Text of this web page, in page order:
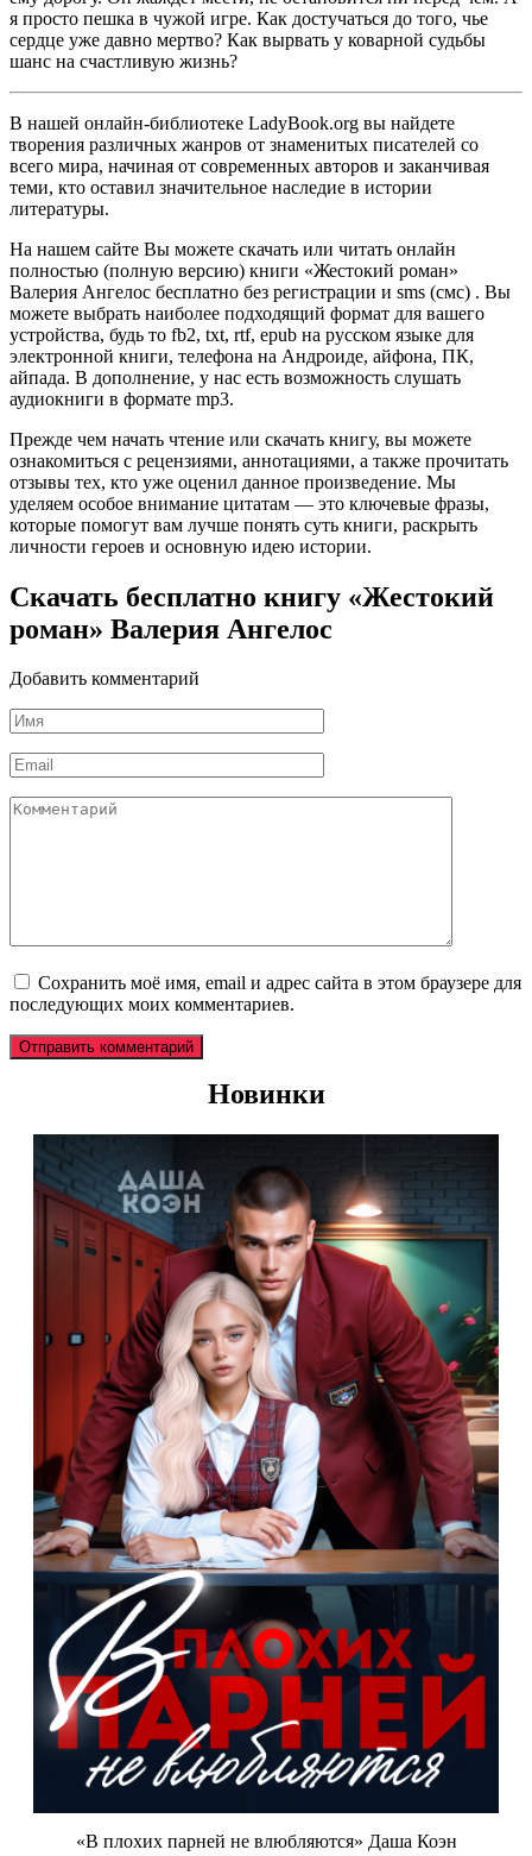
я просто пешка в чужой игре. Как достучаться до того, чье
сердце уже давно мертво? Как вырвать у коварной судьбы
шанс на счастливую жизнь?
В нашей онлайн-библиотеке LadyBook.org вы найдете
творения различных жанров от знаменитых писателей со
всего мира, начиная от современных авторов и заканчивая
теми, кто оставил значительное наследие в истории
литературы.
На нашем сайте Вы можете скачать или читать онлайн
полностью (полную версию) книги «Жестокий роман»
Валерия Ангелос бесплатно без регистрации и sms (смс) . Вы
можете выбрать наиболее подходящий формат для вашего
устройства, будь то fb2, txt, rtf, epub на русском языке для
электронной книги, телефона на Андроиде, айфона, ПК,
айпада. В дополнение, у нас есть возможность слушать
аудиокниги в формате mp3.
Прежде чем начать чтение или скачать книгу, вы можете
ознакомиться с рецензиями, аннотациями, а также прочитать
отзывы тех, кто уже оценил данное произведение. Мы
уделяем особое внимание цитатам — это ключевые фразы,
которые помогут вам лучше понять суть книги, раскрыть
личности героев и основную идею истории.
Скачать бесплатно книгу «Жестокий
роман» Валерия Ангелос
Добавить комментарий
Имя
*
Email
*
Комментарий
Сохранить моё имя, email и адрес сайта в этом браузере для
последующих моих комментариев.
Новинки
«В плохих парней не влюбляются» Даша Коэн